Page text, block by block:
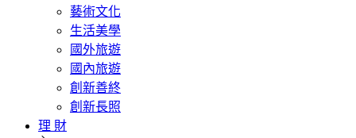
藝術文化
生活美學
國外旅遊
國內旅遊
創新善終
創新長照
理 財